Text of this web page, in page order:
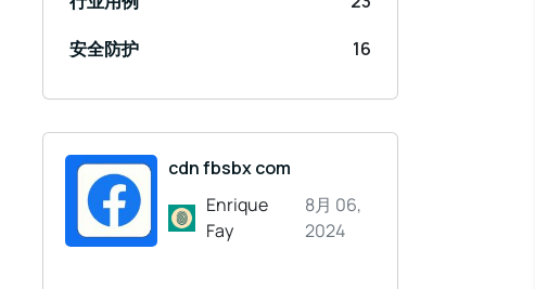
安全防护
16
cdn fbsbx com
Enrique
Fay
8月 06,
2024